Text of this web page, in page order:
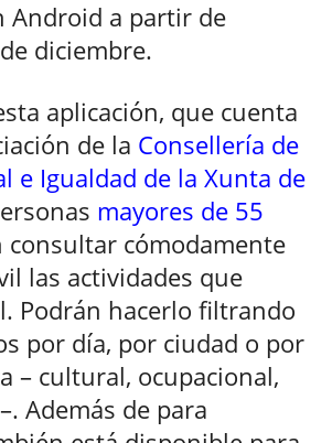
Android a partir de
diciembre.
aplicación, que cuenta
de la Consellería de
e Igualdad de la Xunta de
mayores de 55
consultar cómodamente
las actividades que
Podrán hacerlo filtrando
por día, por ciudad o por
– cultural, ocupacional,
Además de para